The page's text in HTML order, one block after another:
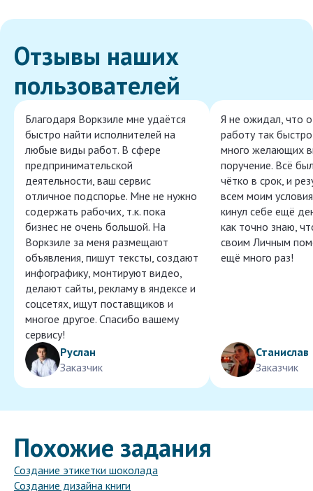
Отзывы наших
пользователей
Благодаря Воркзиле мне удаётся
быстро найти исполнителей на
любые виды работ. В сфере
предпринимательской
деятельности, ваш сервис
отличное подспорье. Мне не нужно
содержать рабочих, т.к. пока
бизнес не очень большой. На
Воркзиле за меня размещают
объявления, пишут тексты, создают
инфографику, монтируют видео,
делают сайты, рекламу в яндексе и
соцсетях, ищут поставщиков и
многое другое. Спасибо вашему
сервису!
Руслан
Заказчик
Я не ожидал, что
работу так
много желающих
поручение. Всё
чётко в срок, и
всем моим
кинул себе ещё
как точно знаю,
своим Личным
ещё много раз!
Станислав
Заказчик
Похожие задания
Создание этикетки шоколада
Создание дизайна книги